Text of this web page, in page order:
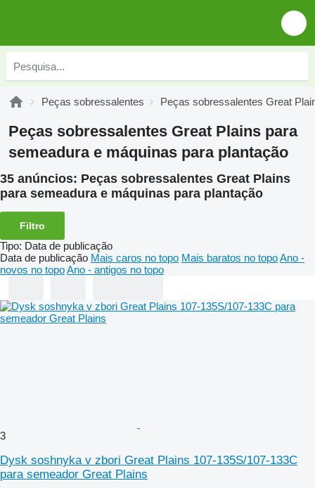
Peças sobressalentes Peças sobressalentes Great
Peças sobressalentes Great Plains para
semeadura e máquinas para plantação
35 anúncios: Peças sobressalentes Great Plains
para semeadura e máquinas para plantação
Filtro
Tipo: Data de publicação
Data de publicação Mais caros no topo Mais baratos no topoAno -
novos no topoAno - antigos no topo
3
Dysk soshnyka v zbori Great Plains 107-135S/107-133C
para semeador Great Plains